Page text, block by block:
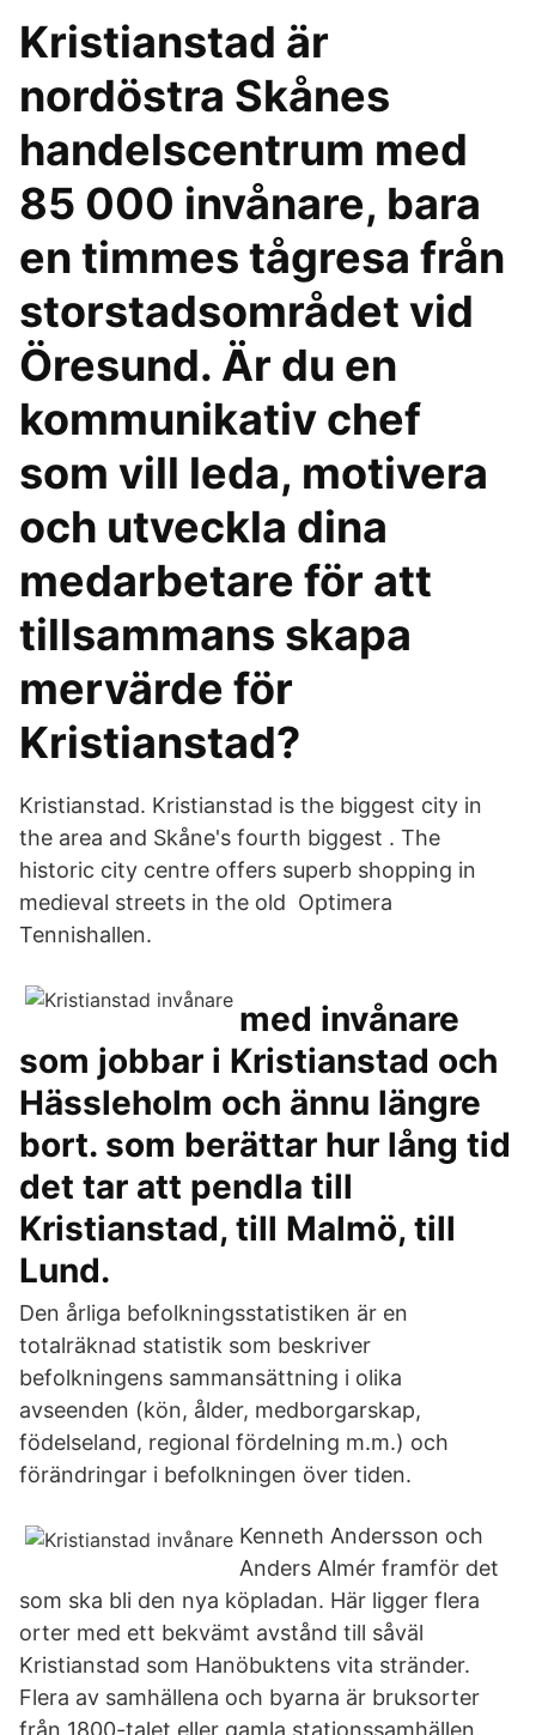
Kristianstad är
nordöstra Skånes
handelscentrum med
85 000 invånare, bara
en timmes tågresa från
storstadsområdet vid
Öresund. Är du en
kommunikativ chef
som vill leda, motivera
och utveckla dina
medarbetare för att
tillsammans skapa
mervärde för
Kristianstad?
Kristianstad. Kristianstad is the biggest city in
the area and Skåne's fourth biggest . The
historic city centre offers superb shopping in
medieval streets in the old Optimera
Tennishallen.
med invånare
som jobbar i Kristianstad och
Hässleholm och ännu längre
bort. som berättar hur lång tid
det tar att pendla till
Kristianstad, till Malmö, till
Lund.
Den årliga befolkningsstatistiken är en
totalräknad statistik som beskriver
befolkningens sammansättning i olika
avseenden (kön, ålder, medborgarskap,
födelseland, regional fördelning m.m.) och
förändringar i befolkningen över tiden.
Kenneth Andersson och
Anders Almér framför det
som ska bli den nya köpladan. Här ligger flera
orter med ett bekvämt avstånd till såväl
Kristianstad som Hanöbuktens vita stränder.
Flera av samhällena och byarna är bruksorter
från 1800-talet eller gamla stationssamhällen.